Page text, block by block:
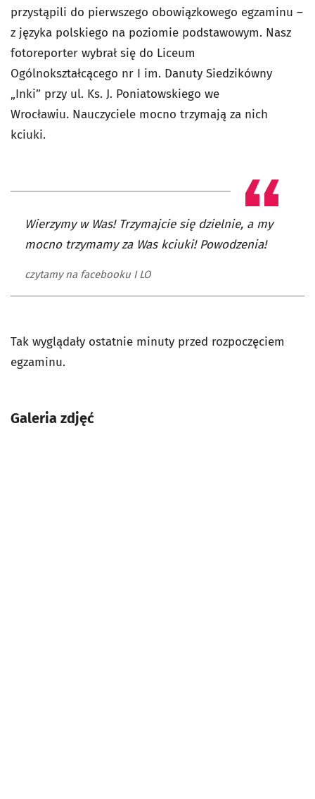
przystąpili do pierwszego obowiązkowego egzaminu –
z języka polskiego na poziomie podstawowym. Nasz
fotoreporter wybrał się do Liceum
Ogólnokształcącego nr I im. Danuty Siedzikówny
„Inki” przy ul. Ks. J. Poniatowskiego we
Wrocławiu. Nauczyciele mocno trzymają za nich
kciuki.
Wierzymy w Was! Trzymajcie się dzielnie, a my
mocno trzymamy za Was kciuki! Powodzenia!
czytamy na facebooku I LO
Tak wyglądały ostatnie minuty przed rozpoczęciem
egzaminu.
Galeria zdjęć